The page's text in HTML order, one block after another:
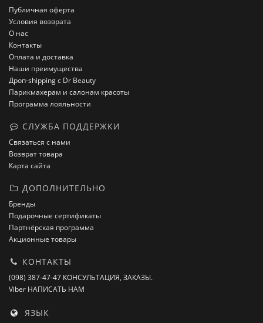
Публичная оферта
Условия возврата
О нас
Контакты
Оплата и доставка
Наши преимущества
Дроп-shipping с Dr Beauty
Парикмахерам и салонам красоты
Программа лояльности
СЛУЖБА ПОДДЕРЖКИ
Связаться с нами
Возврат товара
Карта сайта
ДОПОЛНИТЕЛЬНО
Бренды
Подарочные сертификаты
Партнёрская программа
Акционные товары
КОНТАКТЫ
(098) 387-47-47 КОНСУЛЬТАЦИЯ, ЗАКАЗЫ.
Viber НАПИСАТЬ НАМ
ЯЗЫК